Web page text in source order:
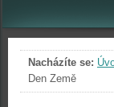
Nacházíte se:
Den Země